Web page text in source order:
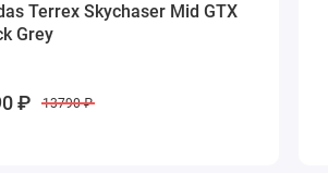
Terrex Skychaser Mid GTX
Grey
₽ 13790 ₽